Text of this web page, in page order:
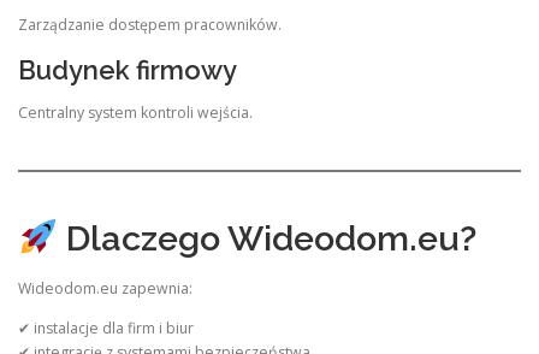
Zarządzanie dostępem pracowników.
Budynek firmowy
Centralny system kontroli wejścia.
Dlaczego Wideodom.eu?
Wideodom.eu zapewnia:
✔ instalacje dla firm i biur